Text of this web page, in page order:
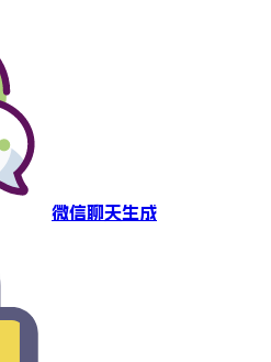
微信聊天生成